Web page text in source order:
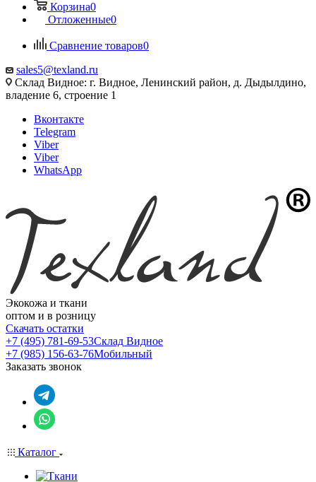
Корзина0
Отложенные0
Сравнение товаров0
sales5@texland.ru
Склад Видное: г. Видное, Ленинский район, д. Дыдылдино,
владение 6, строение 1
Вконтакте
Telegram
Viber
Viber
WhatsApp
Экокожа и ткани
оптом и в розницу
Скачать остатки
+7 (495) 781-69-53Склад Видное
+7 (985) 156-63-76Мобильный
Заказать звонок
Каталог